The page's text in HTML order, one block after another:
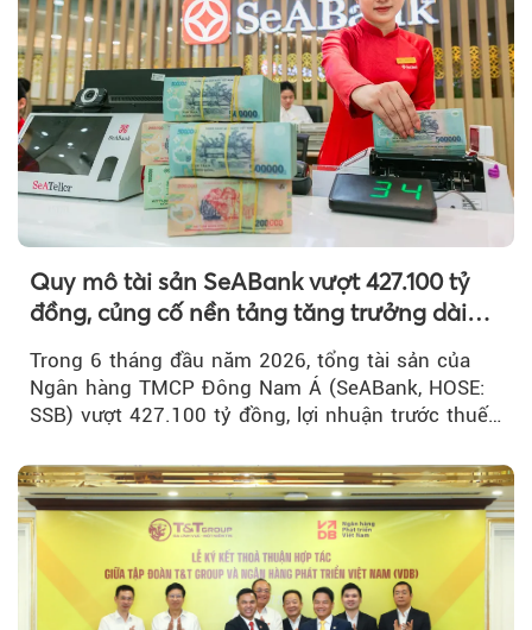
Quy mô tài sản SeABank vượt 427.100 tỷ
đồng, củng cố nền tảng tăng trưởng dài
Trong 6 tháng đầu năm 2026, tổng tài sản của
Ngân hàng TMCP Đông Nam Á (SeABank, HOSE:
SSB) vượt 427.100 tỷ đồng, lợi nhuận trước thuế